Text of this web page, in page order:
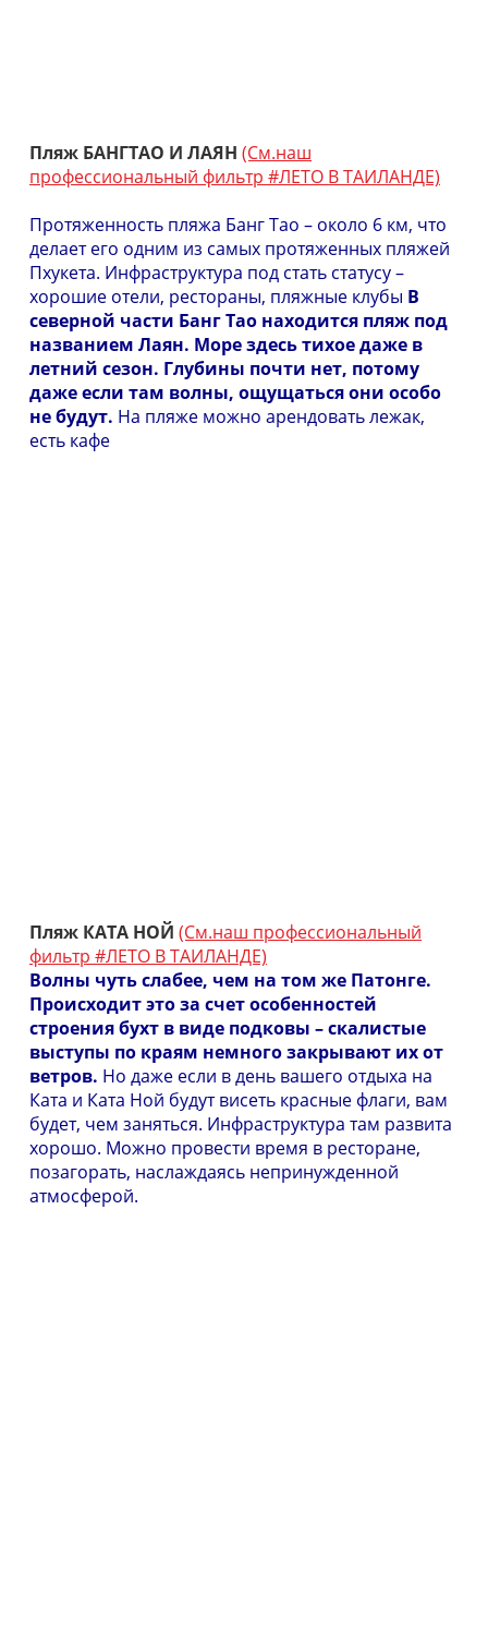
Пляж БАНГТАО И ЛАЯН (См.наш
профессиональный фильтр #ЛЕТО В ТАИЛАНДЕ)
Протяженность пляжа Банг Тао – около 6 км, что
делает его одним из самых протяженных пляжей
Пхукета. Инфраструктура под стать статусу –
хорошие отели, рестораны, пляжные клубы В
северной части Банг Тао находится пляж под
названием Лаян. Море здесь тихое даже в
летний сезон. Глубины почти нет, потому
даже если там волны, ощущаться они особо
не будут. На пляже можно арендовать лежак,
есть кафе
Пляж КАТА НОЙ (См.наш профессиональный
фильтр #ЛЕТО В ТАИЛАНДЕ)
Волны чуть слабее, чем на том же Патонге.
Происходит это за счет особенностей
строения бухт в виде подковы – скалистые
выступы по краям немного закрывают их от
ветров. Но даже если в день вашего отдыха на
Ката и Ката Ной будут висеть красные флаги, вам
будет, чем заняться. Инфраструктура там развита
хорошо. Можно провести время в ресторане,
позагорать, наслаждаясь непринужденной
атмосферой.